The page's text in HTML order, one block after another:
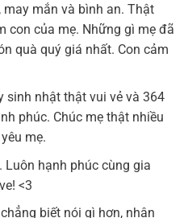
may mắn và bình an. Thật
con của mẹ. Những gì mẹ đã
quà quý giá nhất. Con cảm
sinh nhật thật vui vẻ và 364
phúc. Chúc mẹ thật nhiều
mẹ.
Luôn hạnh phúc cùng gia
<3
biết nói gì hơn, nhân